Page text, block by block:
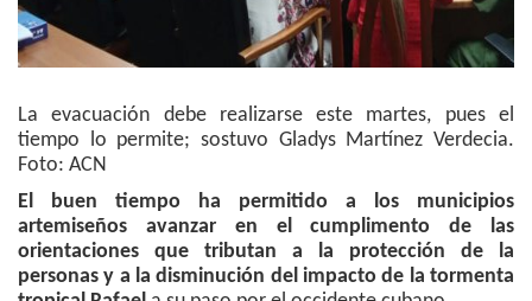
La evacuación debe realizarse este martes, pues el
tiempo lo permite; sostuvo Gladys Martínez Verdecia.
Foto: ACN
El buen tiempo ha permitido a los municipios
artemiseños avanzar en el cumplimento de las
orientaciones que tributan a la protección de la
personas y a la disminución del impacto de la tormenta